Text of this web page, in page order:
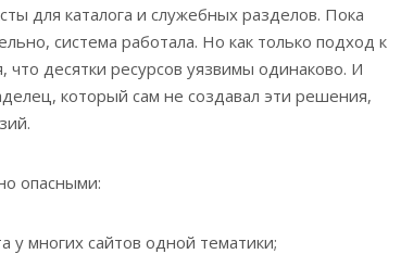
для каталога и служебных разделов. Пока
система работала. Но как только подход к
что десятки ресурсов уязвимы одинаково. И
который сам не создавал эти решения,
опасными:
многих сайтов одной тематики;